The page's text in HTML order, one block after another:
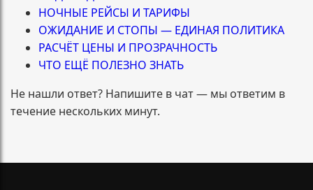
НОЧНЫЕ РЕЙСЫ И ТАРИФЫ
ОЖИДАНИЕ И СТОПЫ — ЕДИНАЯ ПОЛИТИКА
РАСЧЁТ ЦЕНЫ И ПРОЗРАЧНОСТЬ
ЧТО ЕЩЁ ПОЛЕЗНО ЗНАТЬ
Не нашли ответ? Напишите в чат — мы ответим в
течение нескольких минут.